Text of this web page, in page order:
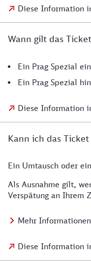
Diese Information
Wann gilt das
Ein Prag Spezial
Ein Prag Spezial
Diese Information
Kann ich das
Ein Umtausch oder
Als Ausnahme gilt,
Verspätung an Ihrem
Mehr
Diese Information